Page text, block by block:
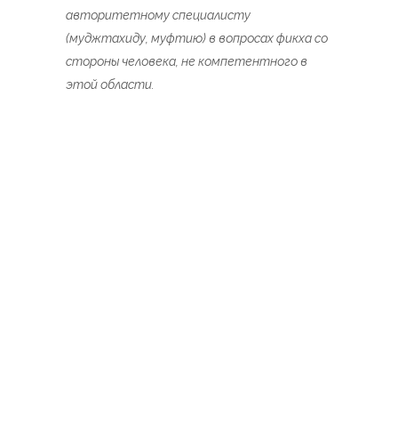
авторитетному специалисту
(муджтахиду, муфтию) в вопросах фикха со
стороны человека, не компетентного в
этой области.